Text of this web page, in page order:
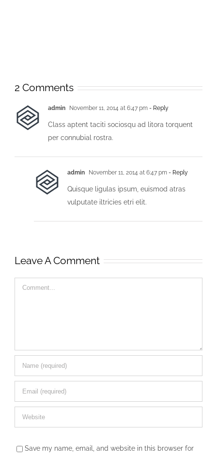
2 Comments
admin November 11, 2014 at 6:47 pm - Reply
Class aptent taciti sociosqu ad litora torquent
per connubial rostra.
admin November 11, 2014 at 6:47 pm - Reply
Quisque ligulas ipsum, euismod atras
vulputate iltricies etri elit.
Leave A Comment
Comment
Save my name, email, and website in this browser for